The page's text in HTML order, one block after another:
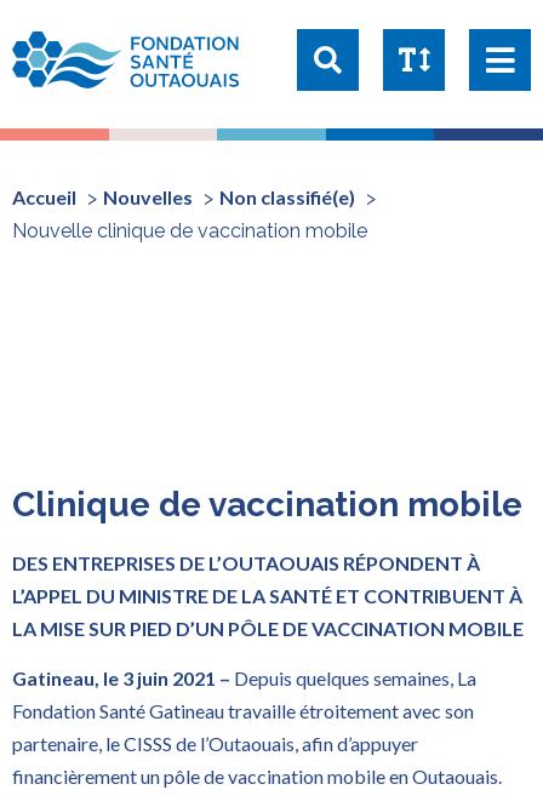
Taille du texte:
1x 1.25x
2x
Accueil Nouvelles
Non classifié(e)
Nouvelle clinique de vaccination mobile
Clinique de vaccination mobile
DES ENTREPRISES DE L’OUTAOUAIS RÉPONDENT À
L’APPEL DU MINISTRE DE LA SANTÉ ET CONTRIBUENT À
LA MISE SUR PIED D’UN PÔLE DE VACCINATION MOBILE
Gatineau, le 3 juin 2021 – Depuis quelques semaines, La
Fondation Santé Gatineau travaille étroitement avec son
partenaire, le CISSS de l’Outaouais, afin d’appuyer
financièrement un pôle de vaccination mobile en Outaouais.